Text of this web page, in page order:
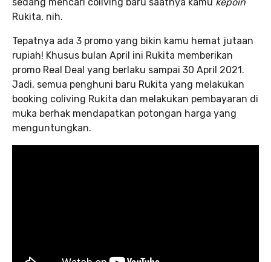
Rukita, nih.
Tepatnya ada 3 promo yang bikin kamu hemat jutaan
rupiah! Khusus bulan April ini Rukita memberikan
promo Real Deal yang berlaku sampai 30 April 2021.
Jadi, semua penghuni baru Rukita yang melakukan
booking coliving Rukita dan melakukan pembayaran di
muka berhak mendapatkan potongan harga yang
menguntungkan.